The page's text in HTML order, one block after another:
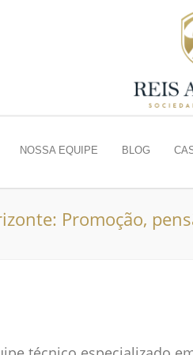
NOSSA EQUIPE BLOG
Promoção,